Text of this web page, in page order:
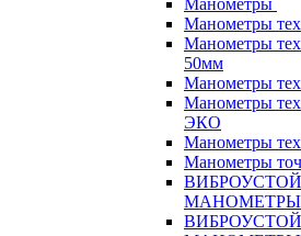
Манометры
Манометры
Манометры
50мм
Манометры
Манометры
ЭКО
Манометры
Манометры
МАНОМЕТРЫ